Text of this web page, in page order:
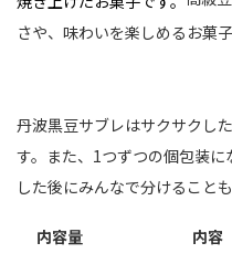
さや、味わいを楽しめるお菓子
丹波黒豆サブレはサクサクし
す。また、1つずつの個包装
した後にみんなで分けることも
内容量 内容